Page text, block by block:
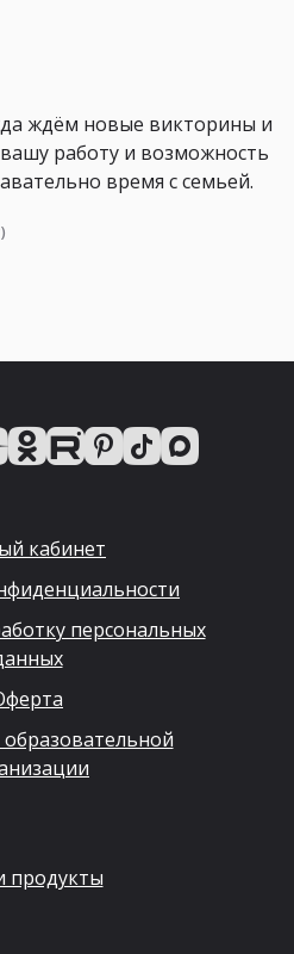
ждём новые викторины и
работу и возможность
время с семьей.
кабинет
персональных
продукты